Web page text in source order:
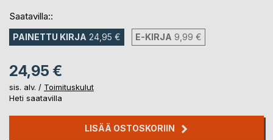
Saatavilla::
PAINETTU KIRJA 24,95 € E-KIRJA 9,99 €
24,95 €
sis. alv. / Toimituskulut
Heti saatavilla
LISÄÄ OSTOSKORIIN